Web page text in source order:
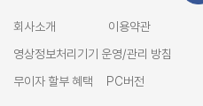
회사소개 이용약관
영상정보처리기기 운영/관리 방침
무이자 할부 혜택
PC버전